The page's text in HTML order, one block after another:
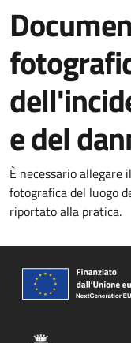
e del
È necessario allegare
fotografica del luogo
riportato alla pratica.